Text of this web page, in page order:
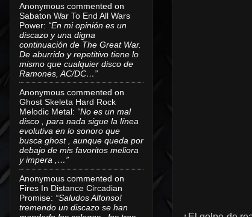
Anonymous commented on
Sabaton War To End All Wars
Power: “En mi opinión es un
discazo y una digna
continuación de The Great War.
De aburrido y repetitivo tiene lo
mismo que cualquier disco de
Ramones, AC/DC…”
Anonymous commented on
Ghost Skeleta Hard Rock
Melodic Metal: “No es un mal
disco , para nada sigue la línea
evolutiva en lo sonoro que
busca ghost , aunque queda por
debajo de mis favoritos meliora
y impera ,…”
Anonymous commented on
Fires In Distance Circadian
Promise: “Saludos Alfonso!
tremendo un discazo se han